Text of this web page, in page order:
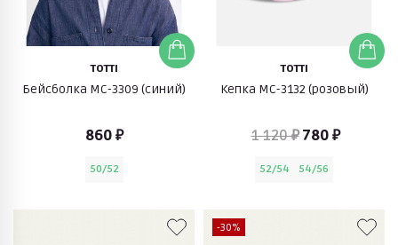
TOTTI
Бейсболка MC-3309 (синий)
860 ₽
50/52
TOTTI
Кепка МС-3132 (розовый)
1 120 ₽ 780 ₽
52/54 54/56
-30%